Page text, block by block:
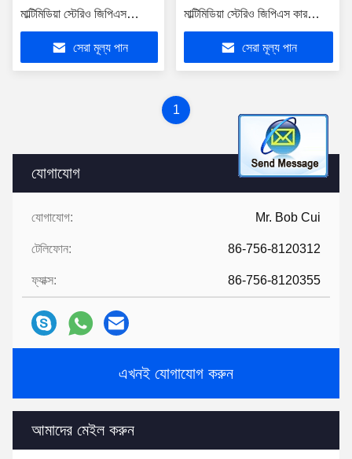
যোগাযোগ
যোগাযোগ: Mr. Bob Cui
টেলিফোন: 86-756-8120312
ফ্যাক্স: 86-756-8120355
এখনই যোগাযোগ করুন
আমাদের মেইল ​​করুন
মাল্টিমিডিয়া স্টেরিও জিপিএস
কারপ্লে প্লেয়ার
সেরা মূল্য পান
মাল্টিমিডিয়া স্টেরিও জিপিএস কারপ্লে
প্লেয়ার
সেরা মূল্য পান
1